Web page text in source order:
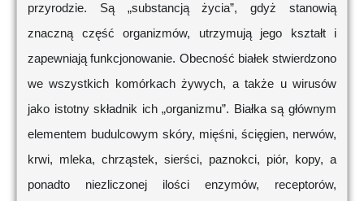
przyrodzie. Są „substancją życia”, gdyż stanowią
znaczną część organizmów, utrzymują jego kształt i
zapewniają funkcjonowanie. Obecność białek stwierdzono
we wszystkich komórkach żywych, a także u wirusów
jako istotny składnik ich „organizmu”. Białka są głównym
elementem budulcowym skóry, mięśni, ścięgien, nerwów,
krwi, mleka, chrząstek, sierści, paznokci, piór, kopy, a
ponadto niezliczonej ilości enzymów, receptorów,